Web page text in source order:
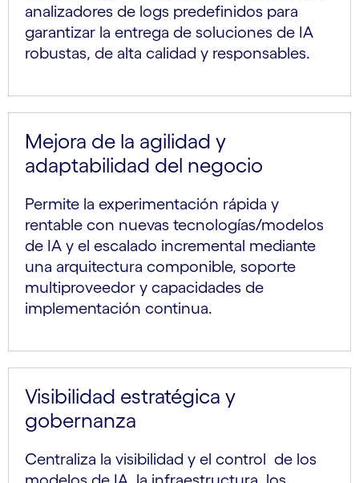
analizadores de logs predefinidos para
garantizar la entrega de soluciones de IA
robustas, de alta calidad y responsables.
Mejora de la agilidad y
adaptabilidad del negocio
Permite la experimentación rápida y
rentable con nuevas tecnologías/modelos
de IA y el escalado incremental mediante
una arquitectura componible, soporte
multiproveedor y capacidades de
implementación continua.
Visibilidad estratégica y
gobernanza
Centraliza la visibilidad y el control de los